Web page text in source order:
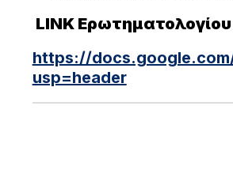
LINK Ερωτηματολογίου
https://
usp=header